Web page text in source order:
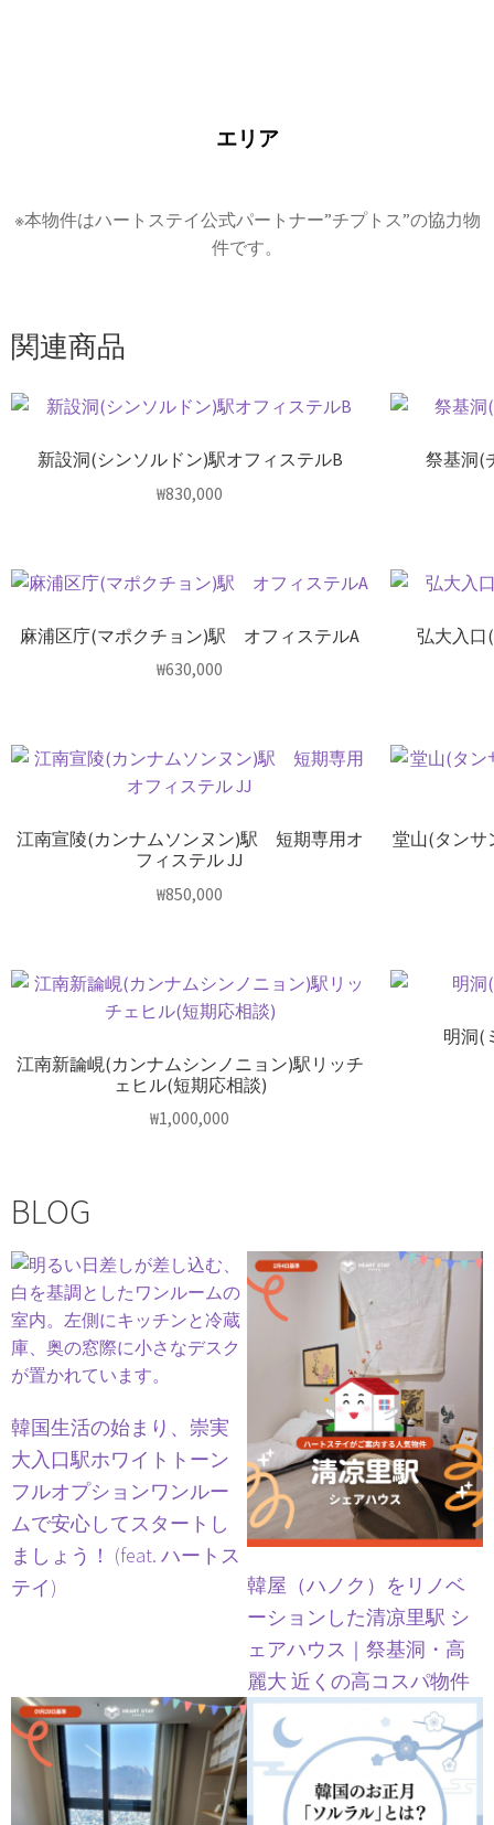
エリア
※本物件はハートステイ公式パートナー”チプトス”の協力物
件です。
関連商品
新設洞(シンソルドン)駅オフィステルB
₩830,000
祭基洞(
麻浦区庁(マポクチョン)駅 オフィステルA
₩630,000
弘大入口
江南宣陵(カンナムソンヌン)駅 短期専用オ
フィステル JJ
₩850,000
堂山(タンサ
江南新論峴(カンナムシンノニョン)駅リッチ
ェヒル(短期応相談)
₩1,000,000
明洞(
BLOG
韓国生活の始まり、崇実
大入口駅ホワイトトーン
フルオプションワンルー
ムで安心してスタートし
ましょう！ (feat. ハートス
テイ)
韓屋（ハノク）をリノベ
ーションした清凉里駅 シ
ェアハウス｜祭基洞・高
麗大 近くの高コスパ物件